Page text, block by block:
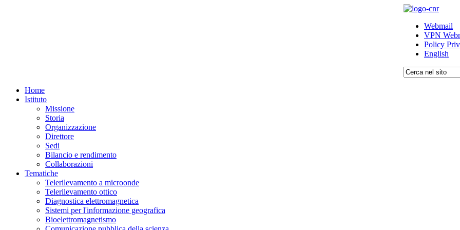
Webmail
VPN
Policy
English
Home
Istituto
Missione
Storia
Organizzazione
Direttore
Sedi
Bilancio e rendimento
Collaborazioni
Tematiche
Telerilevamento a microonde
Telerilevamento ottico
Diagnostica elettromagnetica
Sistemi per l'informazione geografica
Bioelettromagnetismo